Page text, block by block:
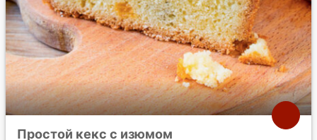
Простой кекс с изюмом